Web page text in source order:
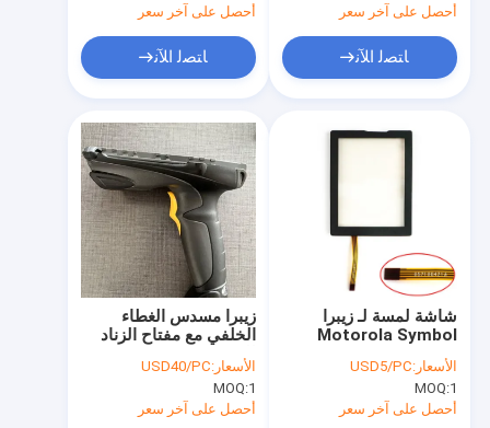
أحصل على آخر سعر
ﺎﺘﺼﻟ ﺍﻶﻧ
أحصل على آخر سعر
ﺎﺘﺼﻟ ﺍﻶﻧ
زيبرا مسدس الغطاء
الخلفي مع مفتاح الزناد
MC9190-G MC92N0
الأسعار:USD40/PC
MOQ:1
أحصل على آخر سعر
شاشة لمسة لـ زيبرا
Motorola Symbol
MC9000 MC9090
MC9190 MC92N0
الأسعار:USD5/PC
MOQ:1
أحصل على آخر سعر